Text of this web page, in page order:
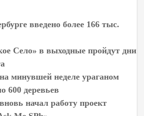
введено более 166 тыс.
Село» в выходные пройдут дни
минувшей неделе ураганом
600 деревьев
начал работу проект